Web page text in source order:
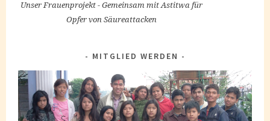
Unser Frauenprojekt - Gemeinsam mit Astitwa für
Opfer von Säureattacken
MITGLIED WERDEN